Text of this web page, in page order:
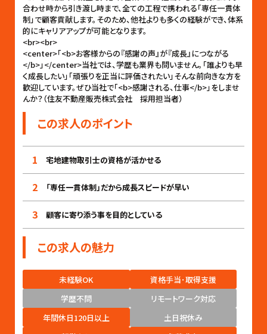
合わせ時から引き渡し時まで、全ての工程で携われる「専任一貫体
制」で顧客貢献します。そのため、他社よりも多くの経験ができ、体系
的にキャリアアップが可能となります。
<br><br>
<center>「<b>お客様からの『感謝の声』が『成長』につながる
</b>」</center>当社では、学歴も業界も問いません。「誰よりも早
く成長したい」「頑張りを正当に評価されたい」そんな前向きな方を
歓迎しています。ぜひ当社で「<b>感謝される、仕事</b>」をしませ
んか？（住友不動産販売株式会社 採用担当者）
この求人のポイント
1 宅地建物取引士の資格が活かせる
2 「専任一貫体制」だから成長スピードが早い
3 顧客に寄り添う事を目的としている
この求人の魅力
未経験OK
資格手当･取得支援
学歴不問
リモートワーク対応
年間休日120日以上
土日祝休み